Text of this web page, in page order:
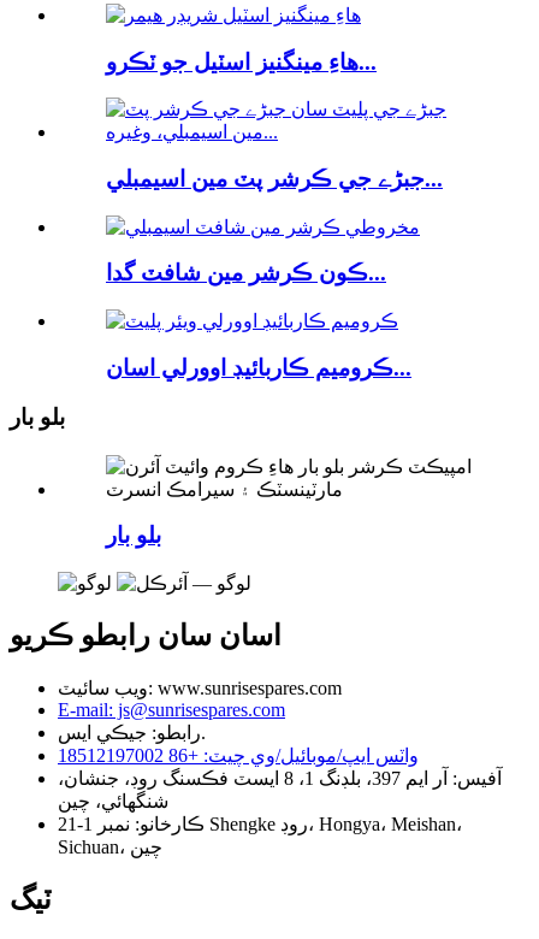
هاءِ مينگنيز اسٽيل جو ٽڪرو...
جبڑے جي ڪرشر پٽ مين اسيمبلي...
ڪون ڪرشر مين شافٽ گدا...
ڪروميم ڪاربائيڊ اوورلي اسان...
بلو بار
بلو بار
اسان سان رابطو ڪريو
ويب سائيٽ: www.sunrisespares.com
E-mail: js@sunrisespares.com
رابطو: جيڪي ايس.
واٽس ايپ/موبائيل/وي چيٽ: +86 18512197002
آفيس: آر ايم 397، بلڊنگ 1، 8 ايسٽ فڪسنگ روڊ، جنشان،
شنگھائي، چين
ڪارخانو: نمبر 1-21 Shengke روڊ، Hongya، Meishan،
Sichuan، چين
ٽيگ